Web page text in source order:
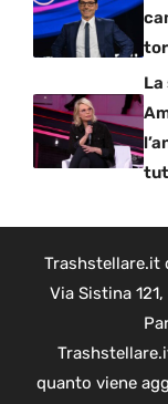
Trashstellare.it
Via Sistina
quanto viene